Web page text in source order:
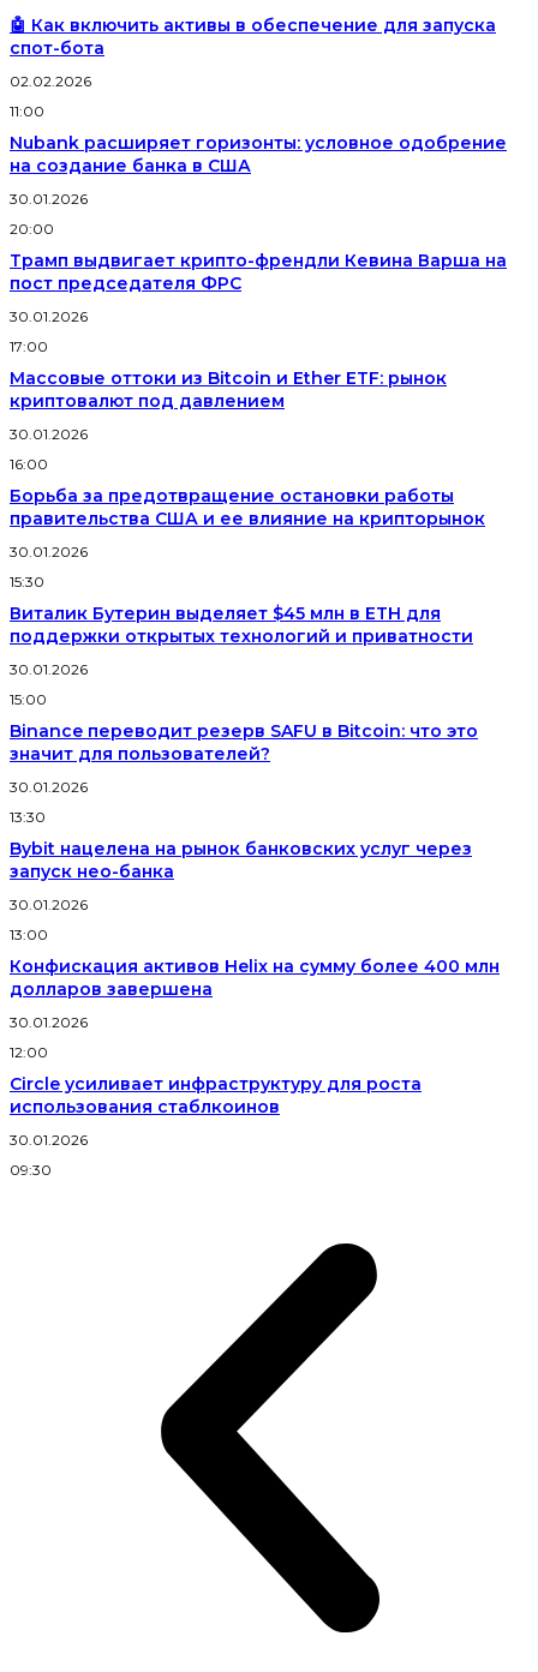
🤖 Как включить активы в обеспечение для запуска
спот-бота
02.02.2026
11:00
Nubank расширяет горизонты: условное одобрение
на создание банка в США
30.01.2026
20:00
Трамп выдвигает крипто-френдли Кевина Варша на
пост председателя ФРС
30.01.2026
17:00
Массовые оттоки из Bitcoin и Ether ETF: рынок
криптовалют под давлением
30.01.2026
16:00
Борьба за предотвращение остановки работы
правительства США и ее влияние на крипторынок
30.01.2026
15:30
Виталик Бутерин выделяет $45 млн в ETH для
поддержки открытых технологий и приватности
30.01.2026
15:00
Binance переводит резерв SAFU в Bitcoin: что это
значит для пользователей?
30.01.2026
13:30
Bybit нацелена на рынок банковских услуг через
запуск нео-банка
30.01.2026
13:00
Конфискация активов Helix на сумму более 400 млн
долларов завершена
30.01.2026
12:00
Circle усиливает инфраструктуру для роста
использования стаблкоинов
30.01.2026
09:30